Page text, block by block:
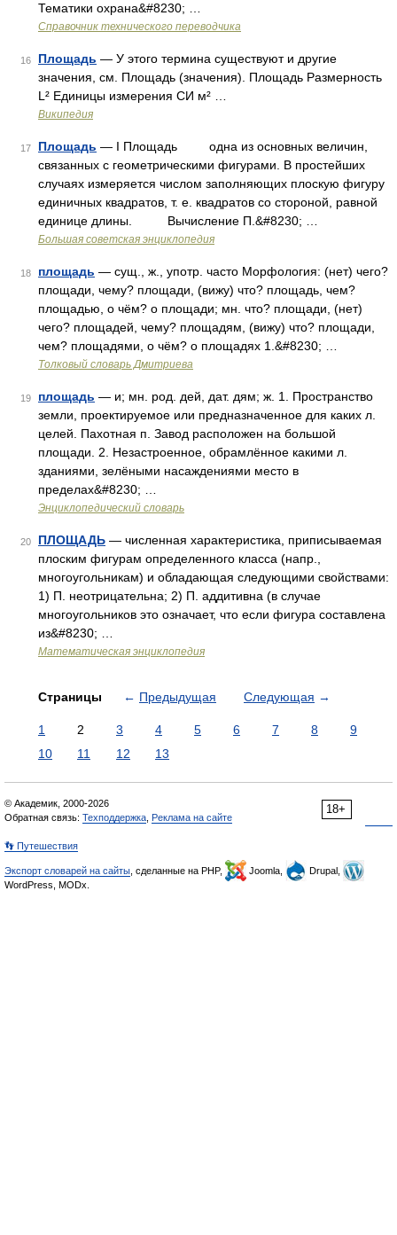
Тематики охрана&#8230; …
Справочник технического переводчика
16 Площадь — У этого термина существуют и другие
значения, см. Площадь (значения). Площадь Размерность
L² Единицы измерения СИ м² …
Википедия
17 Площадь — I Площадь одна из основных величин,
связанных с геометрическими фигурами. В простейших
случаях измеряется числом заполняющих плоскую фигуру
единичных квадратов, т. е. квадратов со стороной, равной
единице длины. Вычисление П.&#8230; …
Большая советская энциклопедия
18 площадь — сущ., ж., употр. часто Морфология: (нет) чего?
площади, чему? площади, (вижу) что? площадь, чем?
площадью, о чём? о площади; мн. что? площади, (нет)
чего? площадей, чему? площадям, (вижу) что? площади,
чем? площадями, о чём? о площадях 1.&#8230; …
Толковый словарь Дмитриева
19 площадь — и; мн. род. дей, дат. дям; ж. 1. Пространство
земли, проектируемое или предназначенное для каких л.
целей. Пахотная п. Завод расположен на большой
площади. 2. Незастроенное, обрамлённое какими л.
зданиями, зелёными насаждениями место в
пределах&#8230; …
Энциклопедический словарь
20 ПЛОЩАДЬ — численная характеристика, приписываемая
плоским фигурам определенного класса (напр.,
многоугольникам) и обладающая следующими свойствами:
1) П. неотрицательна; 2) П. аддитивна (в случае
многоугольников это означает, что если фигура составлена
из&#8230; …
Математическая энциклопедия
Страницы ← Предыдущая Следующая →
1 2 3 4 5 6 7 8
9
10
11 12 13
18+
© Академик, 2000-2026
Обратная связь: Техподдержка Реклама на сайте
👣 Путешествия
Экспорт словарей на сайты , сделанные на PHP, Joomla,
Drupal,
WordPress, MODx.